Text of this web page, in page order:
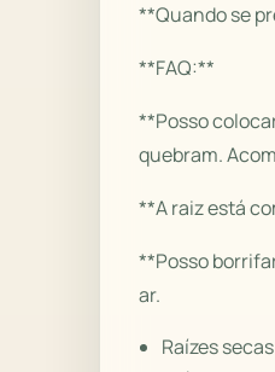
**Quando se
**FAQ:**
**Posso
quebram.
**A raiz está
**Posso
ar.
Raízes